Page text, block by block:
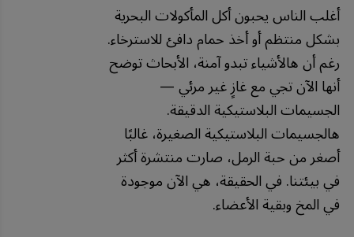
أغلب الناس يحبون أكل المأكولات البحرية
بشكل منتظم أو أخذ حمام دافئ للاسترخاء.
رغم أن هالأشياء تبدو آمنة، الأبحاث توضح
أنها الآن تجي مع غازٍ غير مرئي —
الجسيمات البلاستيكية الدقيقة.
هالجسيمات البلاستيكية الصغيرة، غالبًا
أصغر من حبة الرمل، صارت منتشرة أكثر
في بيئتنا. في الحقيقة، هي الآن موجودة
في المخ وبقية الأعضاء.